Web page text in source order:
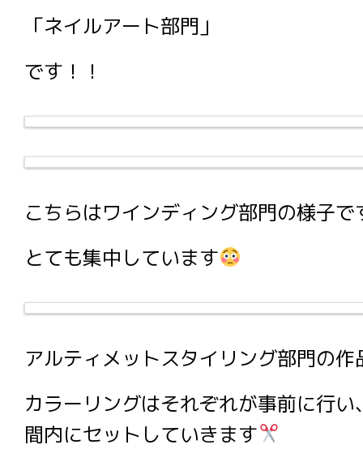
「ネイルアート部門」
です！！
こちらはワインディング部門の様子で
とても集中しています
アルティメットスタイリング部門の作
カラーリングはそれぞれが事前に行
間内にセットしていきます